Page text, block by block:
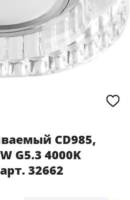
CD985,
G5.3 4000K
32662